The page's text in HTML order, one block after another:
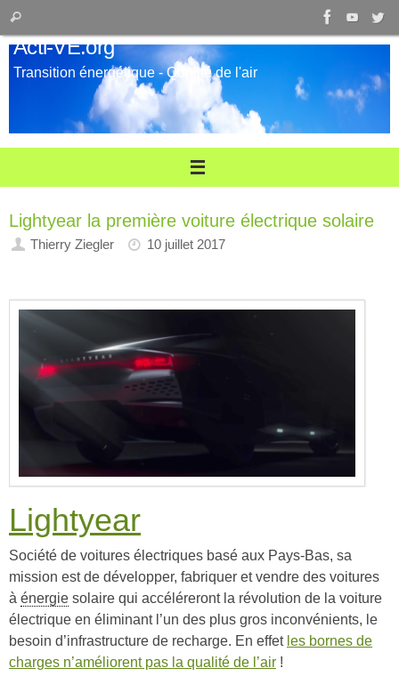
Passer
au
contenu
pour
:
Rechercher
Acti-VE.org
Transition énergétique - Qualité de l'air
Lightyear la première voiture électrique solaire
Thierry Ziegler 10 juillet 2017
Lightyear
Société de voitures électriques basé aux Pays-Bas, sa
mission est de développer, fabriquer et vendre des voitures
à énergie solaire qui accéléreront la révolution de la voiture
électrique en éliminant l’un des plus gros inconvénients, le
besoin d’infrastructure de recharge. En effet les bornes de
charges n’améliorent pas la qualité de l’air !